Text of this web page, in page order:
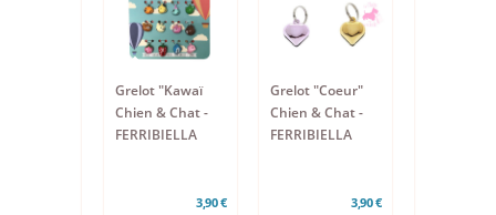
Grelot "Kawaï
Chien & Chat -
FERRIBIELLA
3,90 €
Grelot "Coeur"
Chien & Chat -
FERRIBIELLA
3,90 €